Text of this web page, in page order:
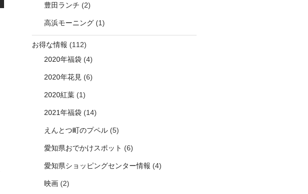
豊田ランチ (2)
高浜モーニング(1)
お得な情報 (112)
2020年福袋(4)
2020年花見(6)
2020紅葉(1)
2021年福袋(14)
えんとつ町のプペル(5)
愛知県おでかけスポット (6)
愛知県ショッピングセンター情報 (4)
映画(2)